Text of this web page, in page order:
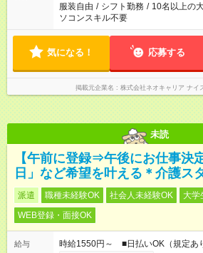
服装自由 / シフト勤務 / 10名以上の
ソコンスキル不要
気になる！ 応募する
掲載元企業名 株式会社ネオキャリア ナイ
未読
【午前に登録⇒午後にお仕事決
日」など希望を叶える＊介護ス
派遣 職種未経験OK 社会人未経験OK 大学
WEB登録・面接OK
給与
時給1550円～ ■日払いOK（規定あ